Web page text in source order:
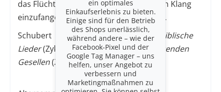
das Flüchtige, Komplexe und Schöne – in Klang
einzufangen: das, was wir Liebe nennen.
Schubert
Winterreise(Zyklus), Dvorák
Biblische
Lieder(Zyklus), MahlerLieder eines fahrenden
Gesellen(Zyklus).
ein optimales
Einkaufserlebnis zu bieten.
Einige sind für den Betrieb
des Shops unerlässlich,
während andere – wie der
Facebook-Pixel und der
Google Tag Manager – uns
helfen, unser Angebot zu
verbessern und
Marketingmaßnahmen zu